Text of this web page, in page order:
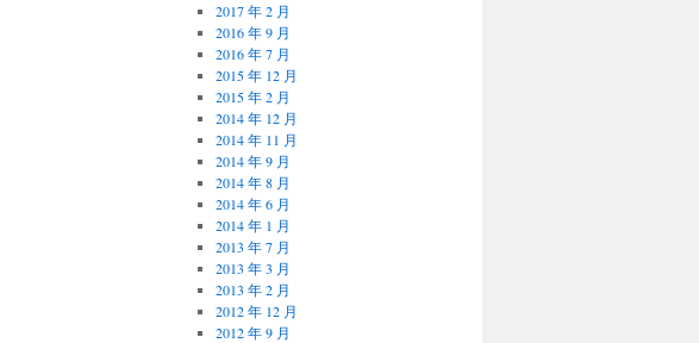
2017 年 2 月
2016 年 9 月
2016 年 7 月
2015 年 12 月
2015 年 2 月
2014 年 12 月
2014 年 11 月
2014 年 9 月
2014 年 8 月
2014 年 6 月
2014 年 1 月
2013 年 7 月
2013 年 3 月
2013 年 2 月
2012 年 12 月
2012 年 9 月